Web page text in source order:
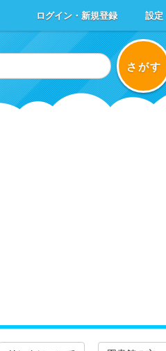
ログイン・新規登録 設定
さがす